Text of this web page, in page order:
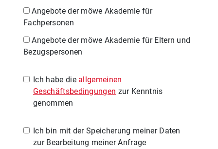
Angebote der möwe Akademie für
Fachpersonen
Angebote der möwe Akademie für Eltern und
Bezugspersonen
Ich habe die allgemeinen
Geschäftsbedingungen zur Kenntnis
genommen
Ich bin mit der Speicherung meiner Daten
zur Bearbeitung meiner Anfrage